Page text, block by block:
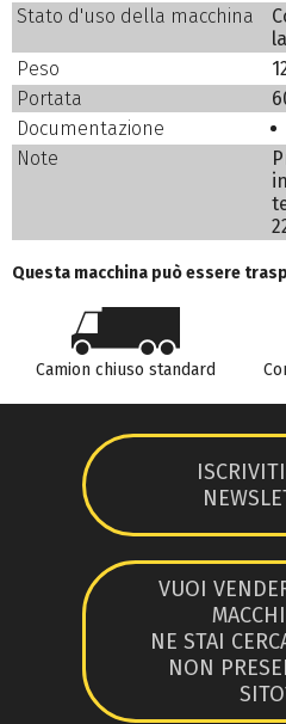
Stato d'uso della macchina
Peso
Portata
Documentazione
Note
Questa macchina può essere
Camion chiuso standard
VUOI
NE STAI
NON